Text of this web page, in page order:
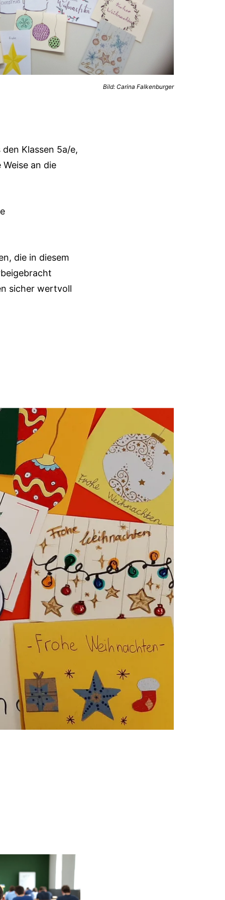
Bild: Carina Falkenburger
Klassen 5a/e,
an die
die in diesem
sicher wertvoll